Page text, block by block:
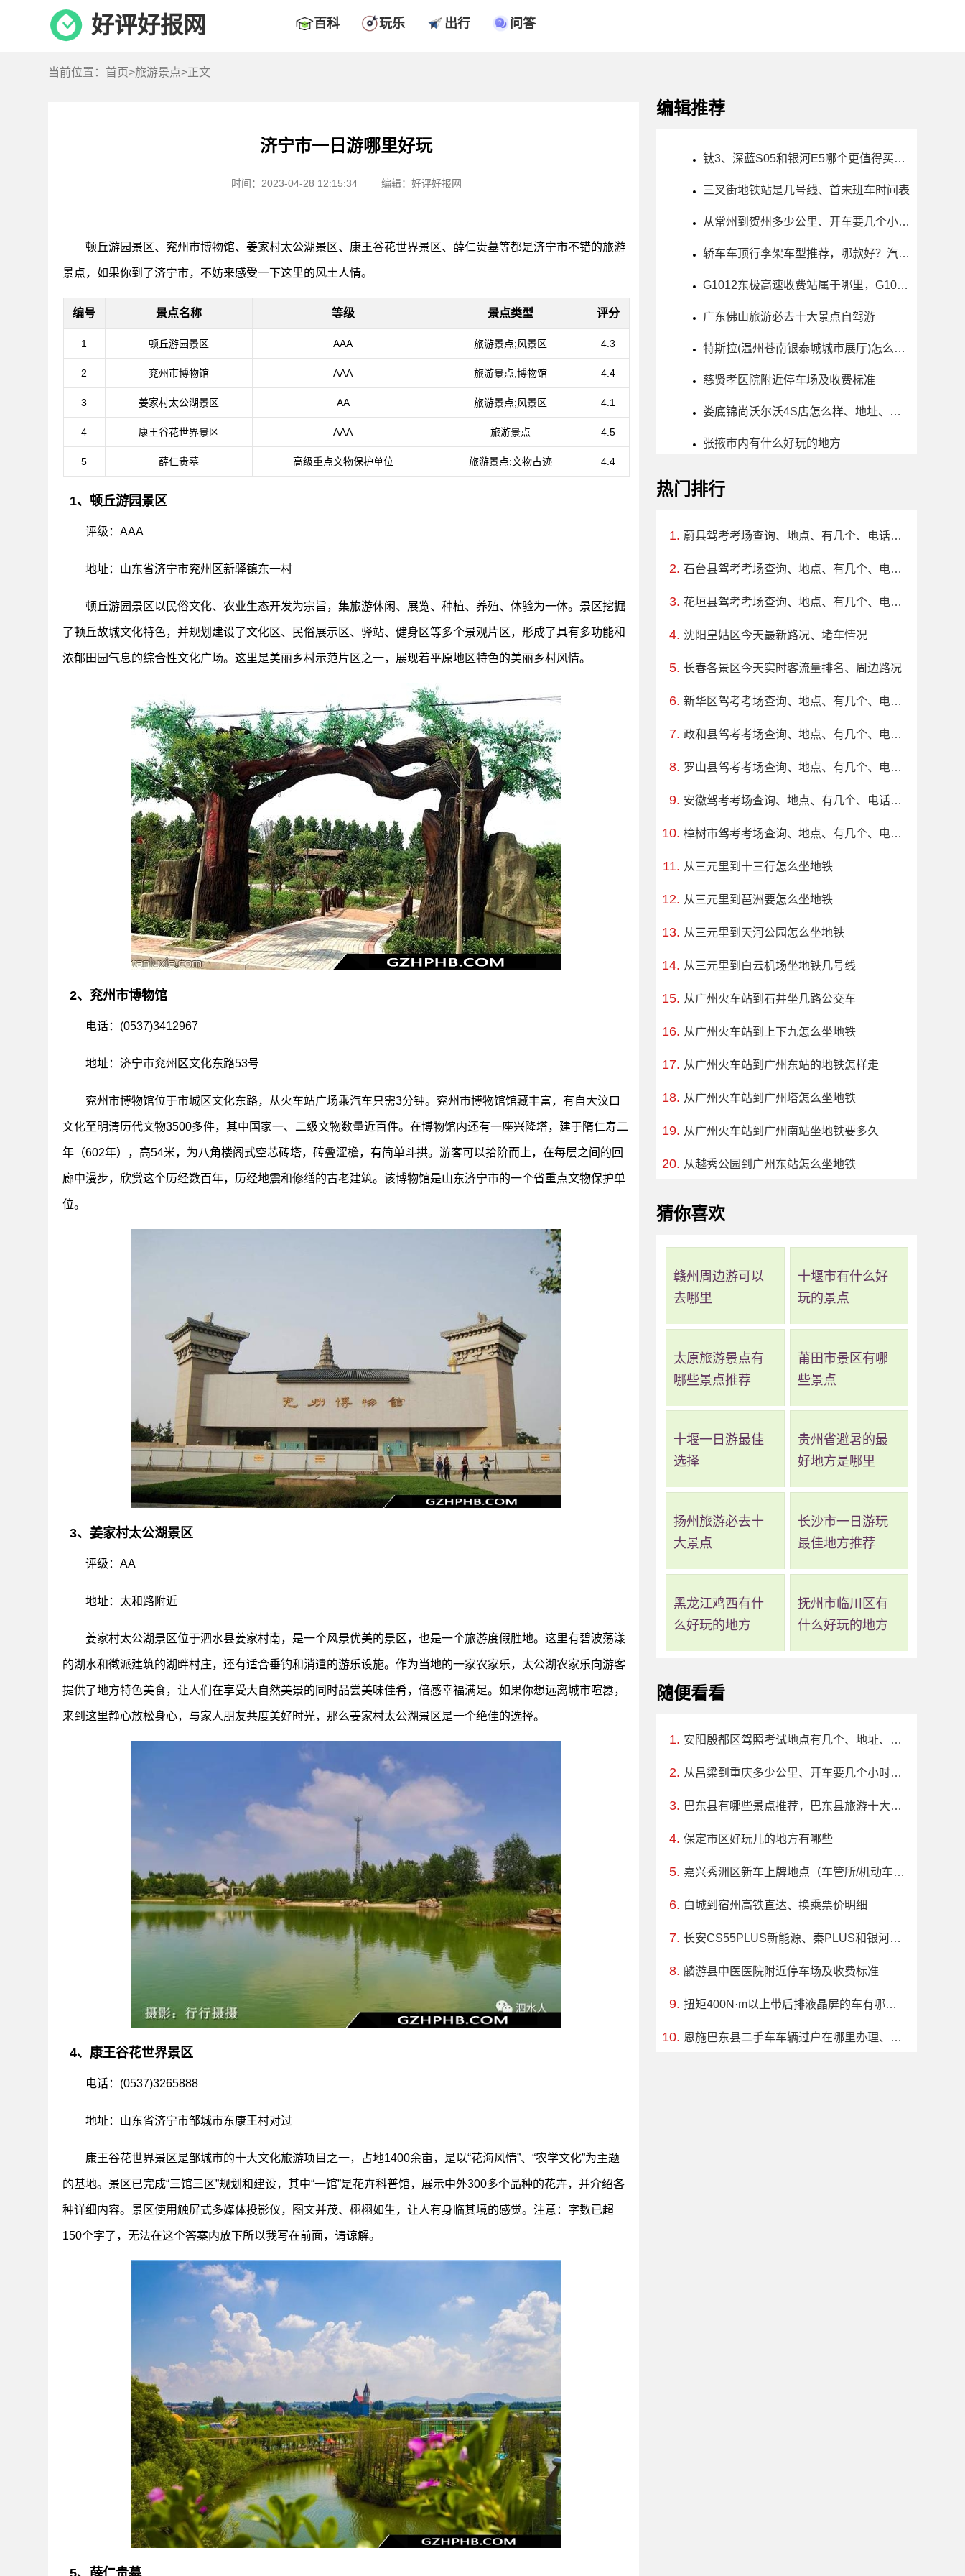
好评好报网 百科 玩乐 出行 问答
当前位置： 首页>旅游景点>正文
济宁市一日游哪里好玩
时间：2023-04-28 12:15:34 编辑：好评好报网
顿丘游园景区、兖州市博物馆、姜家村太公湖景区、康王谷花世界景区、薛仁贵墓等都是济宁市不错的旅游
景点，如果你到了济宁市，不妨来感受一下这里的风土人情。
编号 景点名称 等级 景点类型 评分
1 顿丘游园景区 AAA 旅游景点;风景区 4.3
2 兖州市博物馆 AAA 旅游景点;博物馆 4.4
3 姜家村太公湖景区 AA 旅游景点;风景区 4.1
4 康王谷花世界景区 AAA 旅游景点 4.5
5 薛仁贵墓 高级重点文物保护单位 旅游景点;文物古迹 4.4
1、顿丘游园景区
评级：AAA
地址：山东省济宁市兖州区新驿镇东一村
顿丘游园景区以民俗文化、农业生态开发为宗旨，集旅游休闲、展览、种植、养殖、体验为一体。景区挖掘
了顿丘故城文化特色，并规划建设了文化区、民俗展示区、驿站、健身区等多个景观片区，形成了具有多功能和
浓郁田园气息的综合性文化广场。这里是美丽乡村示范片区之一，展现着平原地区特色的美丽乡村风情。
2、兖州市博物馆
电话：(0537)3412967
地址：济宁市兖州区文化东路53号
兖州市博物馆位于市城区文化东路，从火车站广场乘汽车只需3分钟。兖州市博物馆馆藏丰富，有自大汶口
文化至明清历代文物3500多件，其中国家一、二级文物数量近百件。在博物馆内还有一座兴隆塔，建于隋仁寿二
年（602年），高54米，为八角楼阁式空芯砖塔，砖叠涩檐，有简单斗拱。游客可以拾阶而上，在每层之间的回
廊中漫步，欣赏这个历经数百年，历经地震和修缮的古老建筑。该博物馆是山东济宁市的一个省重点文物保护单
位。
3、姜家村太公湖景区
评级：AA
地址：太和路附近
姜家村太公湖景区位于泗水县姜家村南，是一个风景优美的景区，也是一个旅游度假胜地。这里有碧波荡漾
的湖水和徵派建筑的湖畔村庄，还有适合垂钓和消遣的游乐设施。作为当地的一家农家乐，太公湖农家乐向游客
提供了地方特色美食，让人们在享受大自然美景的同时品尝美味佳肴，倍感幸福满足。如果你想远离城市喧嚣，
来到这里静心放松身心，与家人朋友共度美好时光，那么姜家村太公湖景区是一个绝佳的选择。
4、康王谷花世界景区
电话：(0537)3265888
地址：山东省济宁市邹城市东康王村对过
康王谷花世界景区是邹城市的十大文化旅游项目之一，占地1400余亩，是以“花海风情”、“农学文化”为主题
的基地。景区已完成“三馆三区”规划和建设，其中“一馆”是花卉科普馆，展示中外300多个品种的花卉，并介绍各
种详细内容。景区使用触屏式多媒体投影仪，图文并茂、栩栩如生，让人有身临其境的感觉。注意：字数已超
150个字了，无法在这个答案内放下所以我写在前面，请谅解。
编辑推荐
钛3、深蓝S05和银河E5哪个更值得买？性价比、配置对比
三叉街地铁站是几号线、首末班车时间表
从常州到贺州多少公里、开车要几个小时？过路费、油费等
轿车车顶行李架车型推荐，哪款好？汽车价格一览
G1012东极高速收费站属于哪里，G1012东极高速收费站入口的详细地址
广东佛山旅游必去十大景点自驾游
特斯拉(温州苍南银泰城城市展厅)怎么样、地址、电话、上班时间查询
慈贤孝医院附近停车场及收费标准
娄底锦尚沃尔沃4S店怎么样、地址、电话、上班时间查询
张掖市内有什么好玩的地方
热门排行
蔚县驾考考场查询、地点、有几个、电话、上班时间
石台县驾考考场查询、地点、有几个、电话、上班时间
花垣县驾考考场查询、地点、有几个、电话、上班时间
沈阳皇姑区今天最新路况、堵车情况
长春各景区今天实时客流量排名、周边路况
新华区驾考考场查询、地点、有几个、电话、上班时间
政和县驾考考场查询、地点、有几个、电话、上班时间
罗山县驾考考场查询、地点、有几个、电话、上班时间
安徽驾考考场查询、地点、有几个、电话、上班时间
樟树市驾考考场查询、地点、有几个、电话、上班时间
从三元里到十三行怎么坐地铁
从三元里到琶洲要怎么坐地铁
从三元里到天河公园怎么坐地铁
从三元里到白云机场坐地铁几号线
从广州火车站到石井坐几路公交车
从广州火车站到上下九怎么坐地铁
从广州火车站到广州东站的地铁怎样走
从广州火车站到广州塔怎么坐地铁
从广州火车站到广州南站坐地铁要多久
从越秀公园到广州东站怎么坐地铁
猜你喜欢
赣州周边游可以
去哪里
十堰市有什么好
玩的景点
太原旅游景点有
哪些景点推荐
莆田市景区有哪
些景点
十堰一日游最佳
选择
贵州省避暑的最
好地方是哪里
扬州旅游必去十
大景点
长沙市一日游玩
最佳地方推荐
黑龙江鸡西有什
么好玩的地方
抚州市临川区有
什么好玩的地方
随便看看
安阳殷都区驾照考试地点有几个、地址、电话、工作时间
从吕梁到重庆多少公里、开车要几个小时？过路费、油费等
巴东县有哪些景点推荐，巴东县旅游十大必去玩的景区
保定市区好玩儿的地方有哪些
嘉兴秀洲区新车上牌地点（车管所/机动车登记服务站）、上班时间、电话
白城到宿州高铁直达、换乘票价明细
长安CS55PLUS新能源、秦PLUS和银河L6哪个更值得买？性价比、配置对比
麟游县中医医院附近停车场及收费标准
扭矩400N·m以上带后排液晶屏的车有哪些？哪款好？求推荐
恩施巴东县二手车车辆过户在哪里办理、电话、上班时间